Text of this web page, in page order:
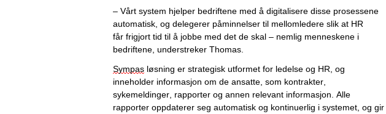
– Vårt system hjelper bedriftene med å digitalisere disse prosessene
automatisk og delegerer påminnelser til mellomledere slik at HR
får frigjort tid til å jobbe med det de skal – nemlig menneskene i
bedriftene , understreker Thomas
Sympas løsning er strategisk utformet for ledelse og HR, og
inneholder informasjon om de ansatte som kontrakter,
sykemeldinger, rapporter og annen relevant informasjon. Alle
rapporter oppdaterer seg automatisk og kontinuerlig i systemet, og gir